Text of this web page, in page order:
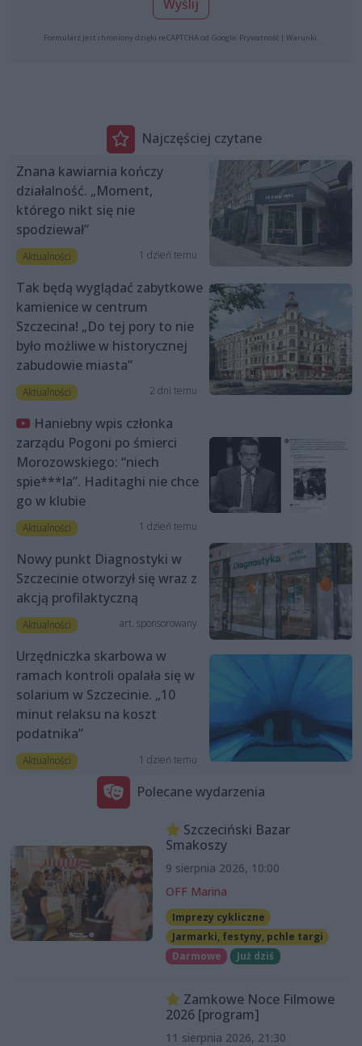
Wyślij
Formularz jest chroniony dzięki reCAPTCHA od Google: Prywatność | Warunki
Najczęściej czytane
Znana kawiarnia kończy
działalność. „Moment,
którego nikt się nie
spodziewał”
Aktualności 1 dzień temu
Tak będą wyglądać zabytkowe
kamienice w centrum
Szczecina! „Do tej pory to nie
było możliwe w historycznej
zabudowie miasta”
Aktualności 2 dni temu
Haniebny wpis członka
zarządu Pogoni po śmierci
Morozowskiego: “niech
spie***la”. Haditaghi nie chce
go w klubie
Aktualności 1 dzień temu
Nowy punkt Diagnostyki w
Szczecinie otworzył się wraz z
akcją profilaktyczną
Aktualności art. sponsorowany
Urzędniczka skarbowa w
ramach kontroli opalała się w
solarium w Szczecinie. „10
minut relaksu na koszt
podatnika”
Aktualności 1 dzień temu
Polecane wydarzenia
Szczeciński Bazar
Smakoszy
9 sierpnia 2026, 10:00
OFF Marina
Imprezy cykliczne
Jarmarki, festyny, pchle targi
Darmowe
Już dziś
Zamkowe Noce Filmowe
2026 [program]
11 sierpnia 2026, 21:30